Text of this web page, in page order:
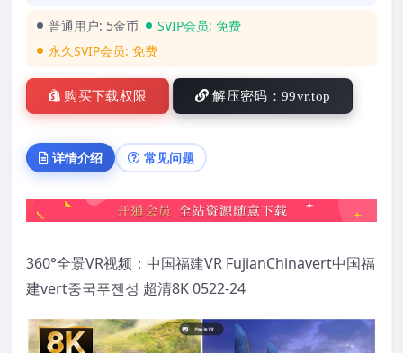
普通用户: 5金币 SVIP会员: 免费
永久SVIP会员: 免费
购买下载权限 解压密码：99vr.top
详情介绍 常见问题
360°全景VR视频：中国福建VR FujianChinavert中国福
建vert중국푸젠성 超清8K 0522-24